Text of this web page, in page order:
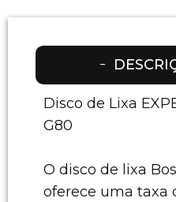
Disco de Lixa
G80
O disco de lixa
oferece uma taxa